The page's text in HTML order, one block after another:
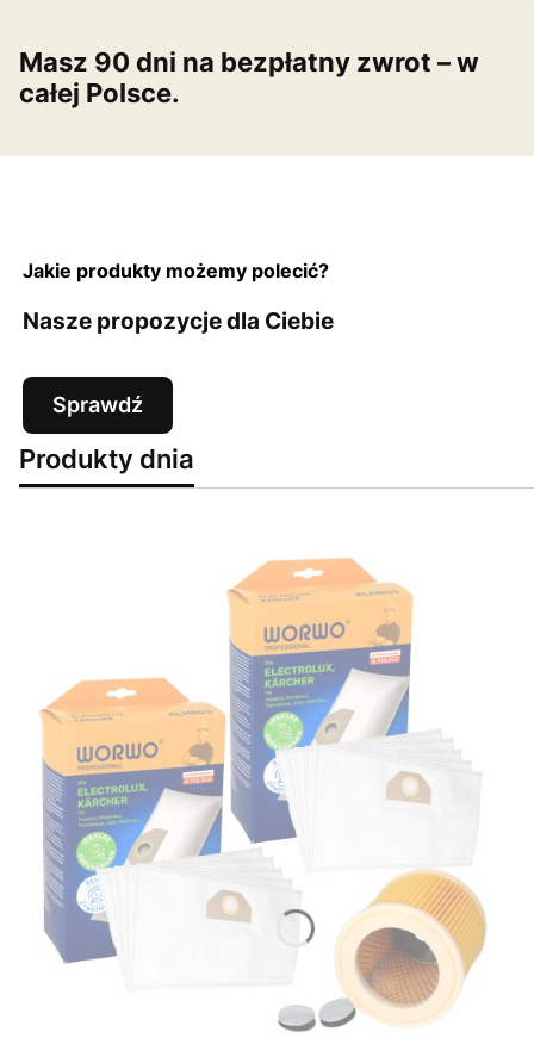
Masz 90 dni na bezpłatny zwrot – w
całej Polsce.
Jakie produkty możemy polecić?
Nasze propozycje dla Ciebie
Sprawdź
Produkty dnia